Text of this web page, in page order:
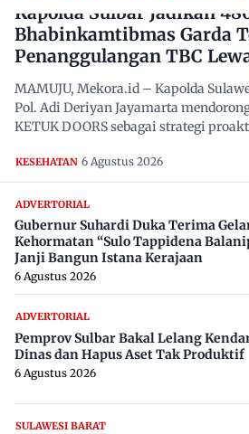
Kapolda Sulbar Jadikan
Bhabinkamtibmas Garda
Penanggulangan TBC
DOORS di 650 Desa
MAMUJU, Mekora.id – Kapolda
Pol. Adi Deriyan Jayamarta
KETUK DOORS sebagai strategi
KESEHATAN 6 Agustus 2026
ADVERTORIAL
Gubernur Suhardi Duka Terima
Kehormatan “Sulo Tappidena
Janji Bangun Istana Kerajaan
6 Agustus 2026
ADVERTORIAL
Pemprov Sulbar Bakal Lelang
Dinas dan Hapus Aset Tak Produktif
6 Agustus 2026
SULAWESI BARAT